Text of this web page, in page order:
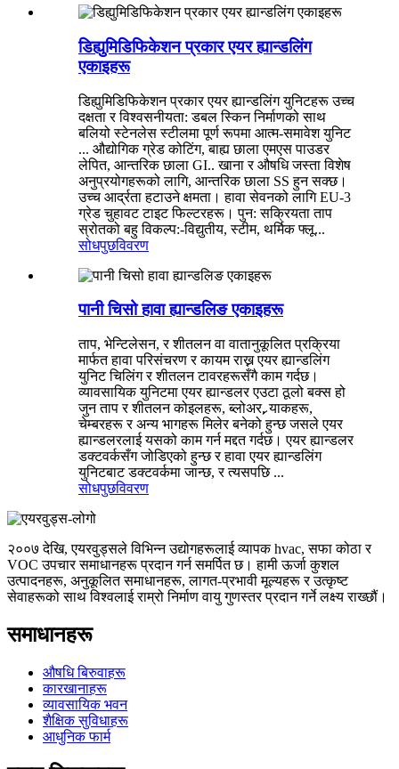
डिह्युमिडिफिकेशन प्रकार एयर ह्यान्डलिंग
एकाइहरू
डिह्युमिडिफिकेशन प्रकार एयर ह्यान्डलिंग युनिटहरू उच्च
दक्षता र विश्वसनीयता: डबल स्किन निर्माणको साथ
बलियो स्टेनलेस स्टीलमा पूर्ण रूपमा आत्म-समावेश युनिट
... औद्योगिक ग्रेड कोटिंग, बाह्य छाला एमएस पाउडर
लेपित, आन्तरिक छाला GI.. खाना र औषधि जस्ता विशेष
अनुप्रयोगहरूको लागि, आन्तरिक छाला SS हुन सक्छ।
उच्च आर्द्रता हटाउने क्षमता। हावा सेवनको लागि EU-3
ग्रेड चुहावट टाइट फिल्टरहरू। पुन: सक्रियता ताप
स्रोतको बहु विकल्प:-विद्युतीय, स्टीम, थर्मिक फ्लू...
सोधपुछविवरण
पानी चिसो हावा ह्यान्डलिङ एकाइहरू
ताप, भेन्टिलेसन, र शीतलन वा वातानुकूलित प्रक्रिया
मार्फत हावा परिसंचरण र कायम राख्न एयर ह्यान्डलिंग
युनिट चिलिंग र शीतलन टावरहरूसँगै काम गर्दछ।
व्यावसायिक युनिटमा एयर ह्यान्डलर एउटा ठूलो बक्स हो
जुन ताप र शीतलन कोइलहरू, ब्लोअर, र्‍याकहरू,
चेम्बरहरू र अन्य भागहरू मिलेर बनेको हुन्छ जसले एयर
ह्यान्डलरलाई यसको काम गर्न मद्दत गर्दछ। एयर ह्यान्डलर
डक्टवर्कसँग जोडिएको हुन्छ र हावा एयर ह्यान्डलिंग
युनिटबाट डक्टवर्कमा जान्छ, र त्यसपछि ...
सोधपुछविवरण
२००७ देखि, एयरवुड्सले विभिन्न उद्योगहरूलाई व्यापक hvac, सफा कोठा र
VOC उपचार समाधानहरू प्रदान गर्न समर्पित छ। हामी ऊर्जा कुशल
उत्पादनहरू, अनुकूलित समाधानहरू, लागत-प्रभावी मूल्यहरू र उत्कृष्ट
सेवाहरूको साथ विश्वलाई राम्रो निर्माण वायु गुणस्तर प्रदान गर्ने लक्ष्य राख्छौं।
समाधानहरू
औषधि बिरुवाहरू
कारखानाहरू
व्यावसायिक भवन
शैक्षिक सुविधाहरू
आधुनिक फार्म